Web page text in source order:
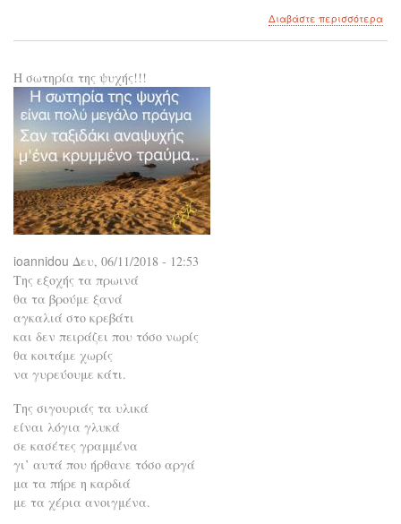
Διαβάστε περισσότεραγια
Η σωτηρία της ψυχής!!!
ioannidou Δευ, 06/11/2018 - 12:53
Της εξοχής τα πρωινά
θα τα βρούμε ξανά
αγκαλιά στο κρεβάτι
και δεν πειράζει που τόσο νωρίς
θα κοιτάμε χωρίς
να γυρεύουμε κάτι.
Της σιγουριάς τα υλικά
είναι λόγια γλυκά
σε κασέτες γραμμένα
γι’ αυτά που ήρθανε τόσο αργά
μα τα πήρε η καρδιά
με τα χέρια ανοιγμένα.